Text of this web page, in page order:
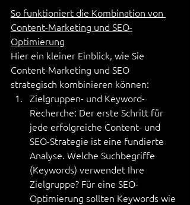
So funktioniert die Kombination von
Content-Marketing und SEO-
Optimierung
Hier ein kleiner Einblick, wie Sie
Content-Marketing und SEO
strategisch kombinieren können:
Zielgruppen- und Keyword-
Recherche: Der erste Schritt für
jede erfolgreiche Content- und
SEO-Strategie ist eine fundierte
Analyse. Welche Suchbegriffe
(Keywords) verwendet Ihre
Zielgruppe? Für eine SEO-
Optimierung sollten Keywords wie